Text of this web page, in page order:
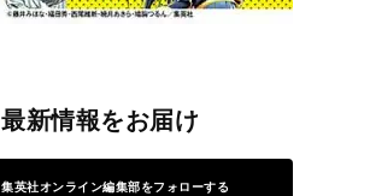
最新情報をお届け
集英社オンライン編集部をフォローする